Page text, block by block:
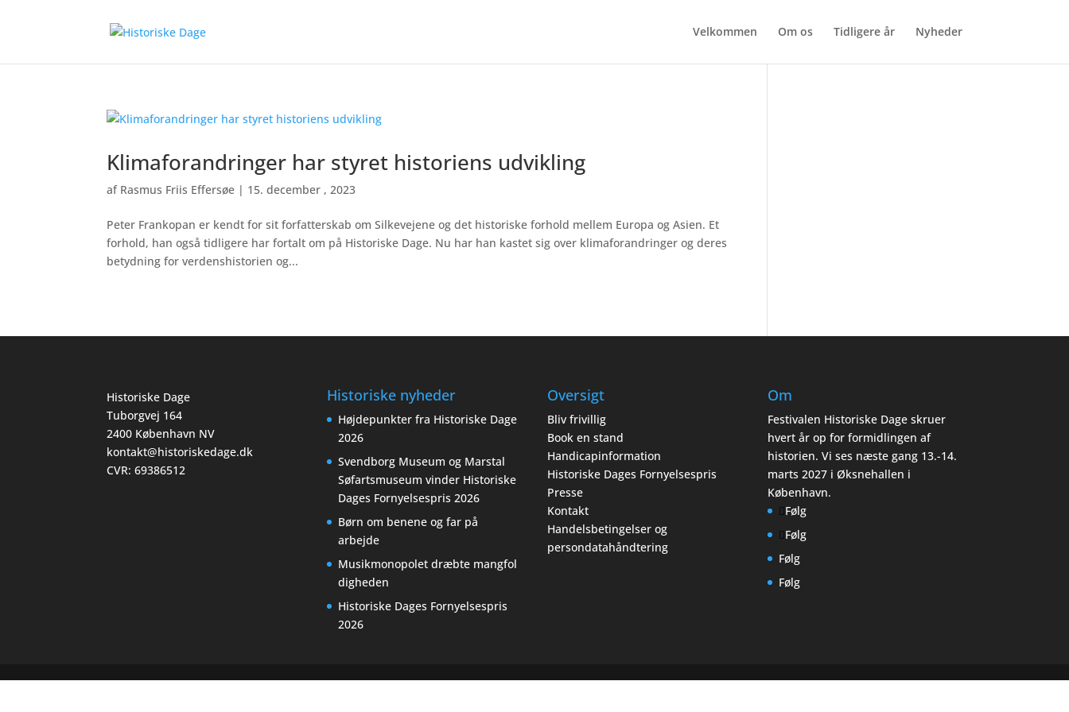
Velkommen Om os Tidligere år Nyheder
Klimaforandringer har styret historiens udvikling
af Rasmus Friis Effersøe | 15. december , 2023
Peter Frankopan er kendt for sit forfatterskab om Silkevejene og det historiske forhold mellem Europa og Asien. Et
forhold, han også tidligere har fortalt om på Historiske Dage. Nu har han kastet sig over klimaforandringer og deres
betydning for verdenshistorien og...
Historiske Dage
Tuborgvej 164
2400 København NV
kontakt@historiskedage.dk
CVR: 69386512
Historiske nyheder
Højdepunkter fra Historiske Dage
2026
Svendborg Museum og Marstal
Søfartsmuseum vinder Historiske
Dages Fornyelsespris 2026
Børn om benene og far på
arbejde
Musikmonopolet dræbte mangfol
digheden
Historiske Dages Fornyelsespris
2026
Oversigt
Bliv frivillig
Book en stand
Handicapinformation
Historiske Dages Fornyelsespris
Presse
Kontakt
Handelsbetingelser og
persondatahåndtering
Om
Festivalen Historiske Dage skruer
hvert år op for formidlingen af
historien. Vi ses næste gang 13.-14.
marts 2027 i Øksnehallen i
København.
Følg
Følg
Følg
Følg